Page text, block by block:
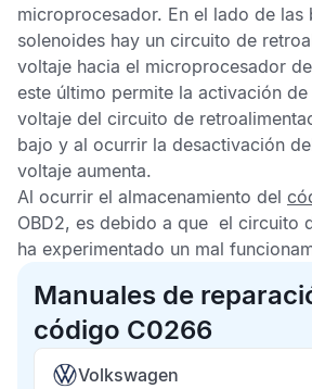
microprocesador. En el lado de las
solenoides hay un circuito de
voltaje hacia el microprocesador
este último permite la activación
voltaje del circuito de
bajo y al ocurrir la desactivación
voltaje aumenta.
Al ocurrir el almacenamiento del
OBD2, es debido a que el circuito
ha experimentado un mal
Manuales de
código C0266
Volkswagen